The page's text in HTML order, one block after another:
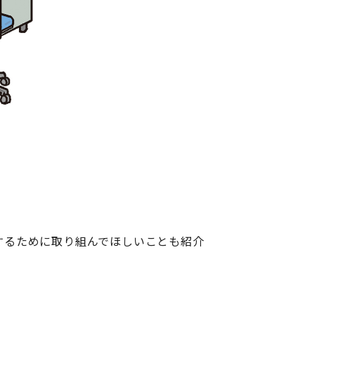
ために取り組んでほしいことも紹介